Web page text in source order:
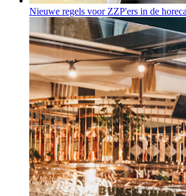
Nieuwe regels voor ZZP'ers in de horeca